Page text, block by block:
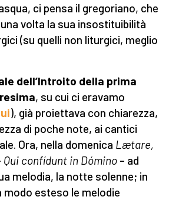
ci pensa il gregoriano, che
volta la sua insostituibilità
(su quelli non liturgici, meglio
dell’Introito della prima
, su cui ci eravamo
), già proiettava con chiarezza,
di poche note, ai cantici
Ora, nella domenica Lætare,
Qui confídunt in Dómino – ad
melodia, la notte solenne; in
esteso le melodie